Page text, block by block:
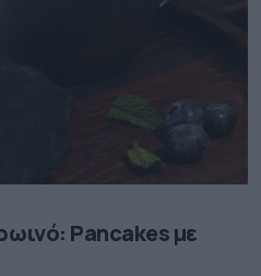
Pancakes με